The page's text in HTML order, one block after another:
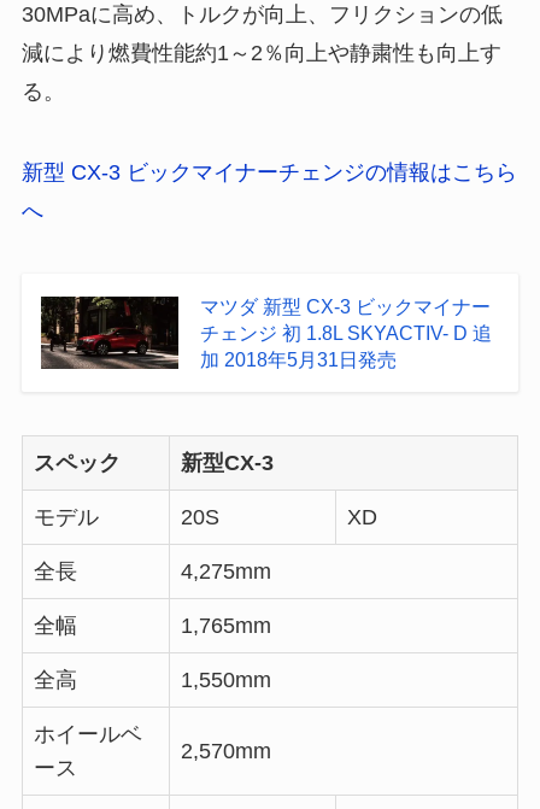
30MPaに高め、トルクが向上、フリクションの低
減により燃費性能約1～2％向上や静粛性も向上す
る。
新型 CX-3 ビックマイナーチェンジの情報はこちら
へ
マツダ 新型 CX-3 ビックマイナー
チェンジ 初 1.8L SKYACTIV- D 追
加 2018年5月31日発売
スペック 新型CX-3
モデル 20S XD
全長 4,275mm
全幅 1,765mm
全高 1,550mm
ホイールベ
ース
2,570mm